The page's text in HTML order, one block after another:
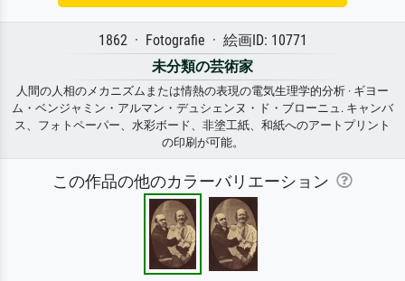
1862 · Fotografie · 絵画ID: 10771
未分類の芸術家
人間の人相のメカニズムまたは情熱の表現の電気生理学的分析 · ギヨー
ム・ベンジャミン・アルマン・デュシェンヌ・ド・ブローニュ. キャンバ
ス、フォトペーパー、水彩ボード、非塗工紙、和紙へのアートプリント
の印刷が可能。
この作品の他のカラーバリエーション